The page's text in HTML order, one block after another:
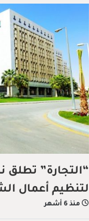
“التجارة” تطلق
لتنظيم أعمال
منذ 6 أشهر